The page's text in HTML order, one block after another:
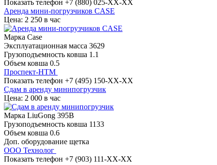
Показать телефон +7 (880) 025-XX-XX
Аренда мини-погрузчиков CASE
Цена: 2 250 в час
Марка Case
Эксплуатационная масса 3629
Грузоподъемность ковша 1.1
Объем ковша 0.5
Проспект-НТМ
Показать телефон +7 (495) 150-XX-XX
Сдам в аренду минипогрузчик
Цена: 2 000 в час
Марка LiuGong 395B
Грузоподъемность ковша 1133
Объем ковша 0.6
Доп. оборудование щетка
ООО Технолог
Показать телефон +7 (903) 111-XX-XX